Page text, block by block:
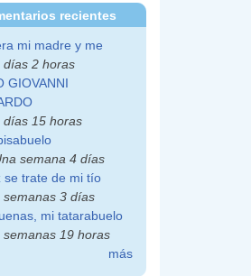
recientes
mi madre y me
días 2 horas
GIOVANNI
días 15 horas
semana 4 días
se trate de mi tío
semanas 3 días
mi tatarabuelo
semanas 19 horas
más